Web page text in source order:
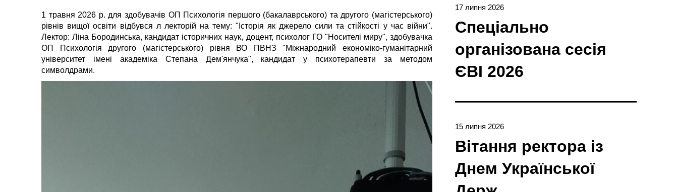
1 травня 2026 р. для здобувачів ОП Психологія першого (бакалаврського) та другого (магістерського)
рівнів вищої освіти відбувся л лекторій на тему: "Історія як джерело сили та стійкості у час війни".
Лектор: Ліна Бородинська, кандидат історичних наук, доцент, психолог ГО "Носителі миру", здобувачка
ОП Психологія другого (магістерського) рівня ВО ПВНЗ "Міжнародний економіко-гуманітарний
університет імені академіка Степана Дем'янчука", кандидат у психотерапевти за методом
символдрами.
17 липня 2026
Спеціально
організована сесія
ЄBI 2026
15 липня 2026
Вітання ректора із
Днем Української